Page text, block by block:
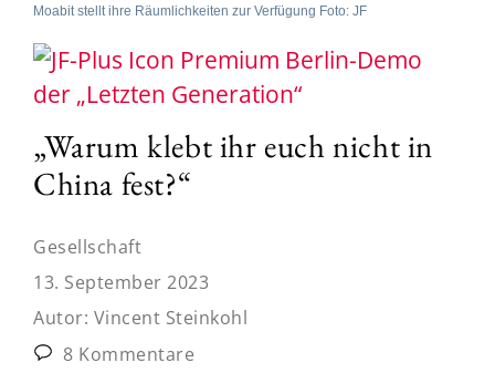
Moabit stellt ihre Räumlichkeiten zur Verfügung Foto: JF
Berlin-Demo
der „Letzten Generation“
„Warum klebt ihr euch nicht in
China fest?“
Gesellschaft
13. September 2023
Autor: Vincent Steinkohl
8 Kommentare